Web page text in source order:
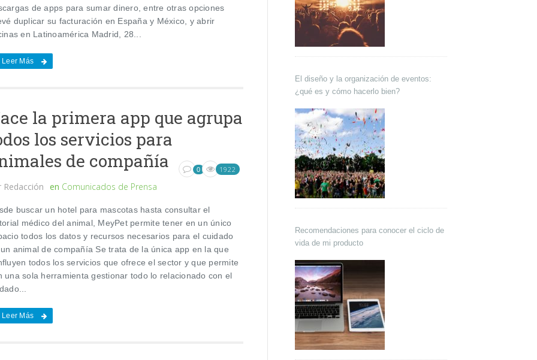
de apps para sumar dinero, entre otras opciones
duplicar su facturación en España y México, y abrir
en Latinoamérica Madrid, 28...
Leer Más
la primera app que agrupa
los servicios para
de compañía
Redacción en Comunicados de Prensa
0 1922
buscar un hotel para mascotas hasta consultar el
médico del animal, MeyPet permite tener en un único
todos los datos y recursos necesarios para el cuidado
animal de compañía Se trata de la única app en la que
todos los servicios que ofrece el sector y que permite
una sola herramienta gestionar todo lo relacionado con el
Leer Más
El diseño y la organización de eventos:
¿qué es y cómo hacerlo bien?
Recomendaciones para conocer el ciclo de
vida de mi producto